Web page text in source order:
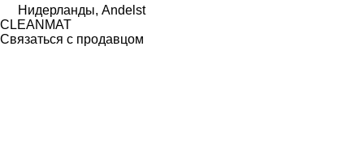
Нидерланды, Andelst
CLEANMAT
Связаться с продавцом